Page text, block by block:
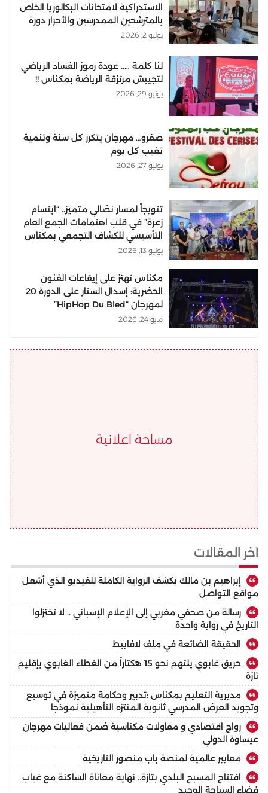
الاستدراكية لامتحانات البكالوريا الخاص
بالمترشحين الممدرسين والأحرار دورة
2026
يوليو 2, 2026
لنا كلمة ….. عودة رموز الفساد الرياضي
لتجييش مرتزقة الرياضة بمكناس !!
يونيو 29, 2026
صفرو… مهرجان يتكرر كل سنة وتنمية
تغيب كل يوم
يونيو 27, 2026
تتويجاً لمسار نضالي متميز.. “ابتسام
زعرة” في قلب اهتمامات الجمع العام
التأسيسي للكشاف التجمعي بمكناس
يونيو 13, 2026
مكناس تهتز على إيقاعات الفنون
الحضرية: إسدال الستار على الدورة 20
لمهرجان “HipHop Du Bled”
مايو 24, 2026
مساحة اعلانية
أخر المقالات
إبراهيم بن مالك يكشف الرواية الكاملة للفيديو الذي أشعل
مواقع التواصل
رسالة من صحفي مغربي إلى الإعلام الإسباني .. لا تختزلوا
التاريخ في رواية واحدة
الحقيقة الضائعة في ملف لافاييط
حريق غابوي يلتهم نحو 15 هكتاراً من الغطاء الغابوي بإقليم
تازة
مديرية التعليم بمكناس :تدبير وحكامة متميزة في توسيع
وتجويد العرض المدرسي ثانوية المنتزه التأهيلية نموذجا
رواج اقتصادي و مقاولات مكناسية ضمن فعاليات مهرجان
عيساوة الدولي
معايير عالمية لمنصة باب منصور التاريخية
افتتاح المسبح البلدي بتازة.. نهاية معاناة الساكنة مع غياب
فضاء السباحة الوحيد